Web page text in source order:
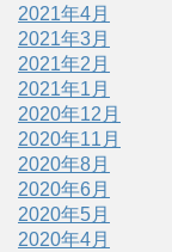
2021年4月
2021年3月
2021年2月
2021年1月
2020年12月
2020年11月
2020年8月
2020年6月
2020年5月
2020年4月